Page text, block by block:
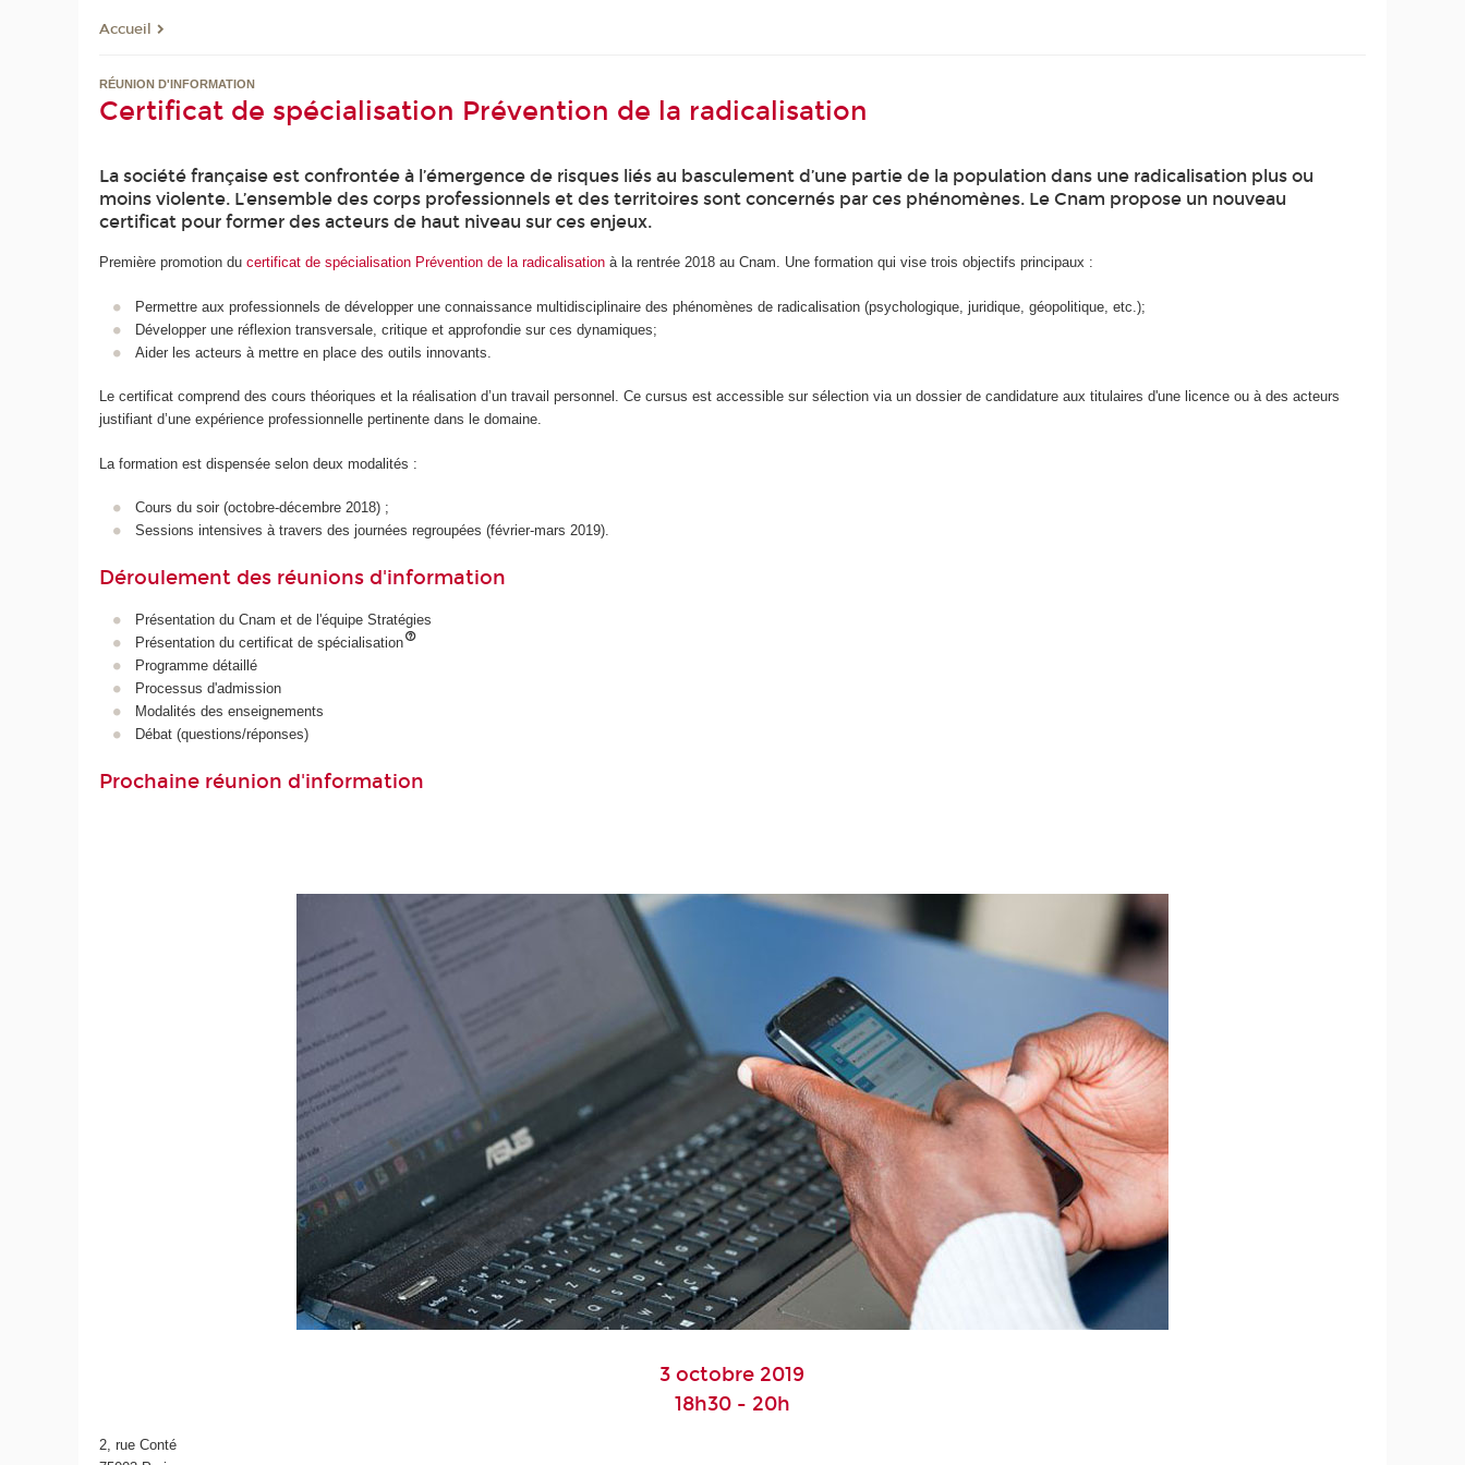
Accueil
RÉUNION D'INFORMATION
Certificat de spécialisation Prévention de la radicalisation
La société française est confrontée à l’émergence de risques liés au basculement d’une partie de la population dans une radicalisation plus ou
moins violente. L’ensemble des corps professionnels et des territoires sont concernés par ces phénomènes. Le Cnam propose un nouveau
certificat pour former des acteurs de haut niveau sur ces enjeux.
Première promotion ducertificat de spécialisation Prévention de la radicalisation à la rentrée 2018 au Cnam. Une formation qui vise trois objectifs principaux :
Permettre aux professionnels de développer une connaissance multidisciplinaire des phénomènes de radicalisation (psychologique, juridique, géopolitique, etc.);
Développer une réflexion transversale, critique et approfondie sur ces dynamiques;
Aider les acteurs à mettre en place des outils innovants.
Le certificat comprend des cours théoriques et la réalisation d’un travail personnel. Ce cursus est accessible sur sélection via un dossier de candidature aux titulaires d'une licence ou à des acteurs
justifiant d’une expérience professionnelle pertinente dans le domaine.
La formation est dispensée selon deux modalités :
Cours du soir (octobre-décembre 2018) ;
Sessions intensives à travers des journées regroupées (février-mars 2019).
Déroulement des réunions d'information
Présentation du Cnam et de l'équipe Stratégies
Présentation du certificat de spécialisation
Programme détaillé
Processus d'admission
Modalités des enseignements
Débat (questions/réponses)
Prochaine réunion d'information
3 octobre 2019
18h30 - 20h
2, rue Conté